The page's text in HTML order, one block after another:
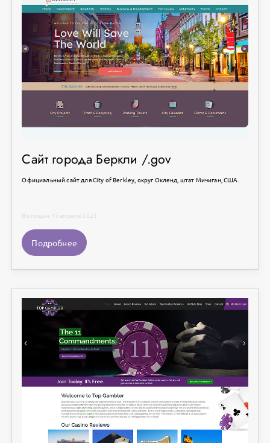
Сайт города Беркли /.gov
Официальный сайт для City of Berkley, округ Окленд, штат Мичиган, США.
Выпущен 15 апреля 2023
Подробнее